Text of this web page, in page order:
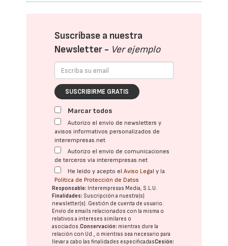
Suscríbase a nuestra
Newsletter - Ver ejemplo
SUSCRIBIRME GRATIS
Marcar todos
Autorizo el envío de newsletters y
avisos informativos personalizados de
interempresas.net
Autorizo el envío de comunicaciones
de terceros vía interempresas.net
He leído y acepto elAviso Legal y la
Política de Protección de Datos
Responsable: Interempresas Media, S.L.U.
Finalidades: Suscripción a nuestra(s)
newsletter(s). Gestión de cuenta de usuario.
Envío de emails relacionados con la misma o
relativos a intereses similares o
asociados.Conservación: mientras dure la
relación con Ud., o mientras sea necesario para
llevar a cabo las finalidades especificadasCesión: